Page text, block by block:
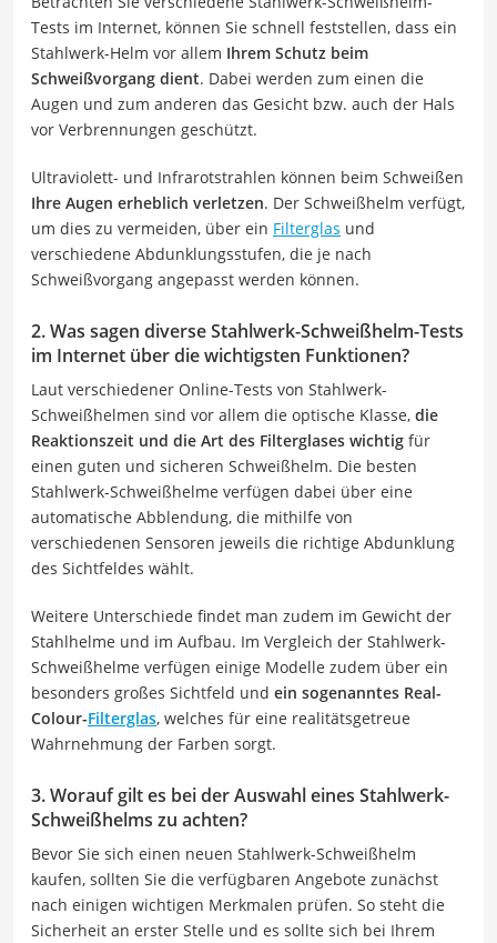
Tests im Internet, können Sie schnell feststellen, dass ein
Stahlwerk-Helm vor allem Ihrem Schutz beim
Schweißvorgang dient. Dabei werden zum einen die
Augen und zum anderen das Gesicht bzw. auch der Hals
vor Verbrennungen geschützt.
Ultraviolett- und Infrarotstrahlen können beim Schweißen
Ihre Augen erheblich verletzen. Der Schweißhelm verfügt,
um dies zu vermeiden, über ein Filterglas und
verschiedene Abdunklungsstufen, die je nach
Schweißvorgang angepasst werden können.
2. Was sagen diverse Stahlwerk-Schweißhelm-Tests
im Internet über die wichtigsten Funktionen?
Laut verschiedener Online-Tests von Stahlwerk-
Schweißhelmen sind vor allem die optische Klasse, die
Reaktionszeit und die Art des Filterglases wichtig für
einen guten und sicheren Schweißhelm. Die besten
Stahlwerk-Schweißhelme verfügen dabei über eine
automatische Abblendung, die mithilfe von
verschiedenen Sensoren jeweils die richtige Abdunklung
des Sichtfeldes wählt.
Weitere Unterschiede findet man zudem im Gewicht der
Stahlhelme und im Aufbau. Im Vergleich der Stahlwerk-
Schweißhelme verfügen einige Modelle zudem über ein
besonders großes Sichtfeld und ein sogenanntes Real-
Colour-Filterglas, welches für eine realitätsgetreue
Wahrnehmung der Farben sorgt.
3. Worauf gilt es bei der Auswahl eines Stahlwerk-
Schweißhelms zu achten?
Bevor Sie sich einen neuen Stahlwerk-Schweißhelm
kaufen, sollten Sie die verfügbaren Angebote zunächst
nach einigen wichtigen Merkmalen prüfen. So steht die
Sicherheit an erster Stelle und es sollte sich bei Ihrem